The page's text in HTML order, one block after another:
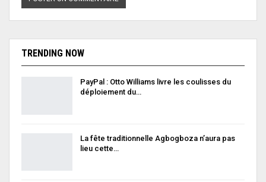
TRENDING NOW
PayPal : Otto Williams livre les coulisses du
déploiement du…
La fête traditionnelle Agbogboza n’aura pas
lieu cette…